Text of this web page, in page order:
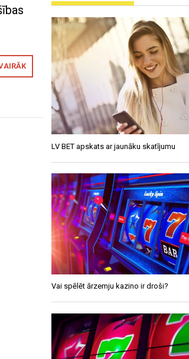
LV BET apskats ar jaunāku skatījumu
Vai spēlēt ārzemju kazino ir droši?